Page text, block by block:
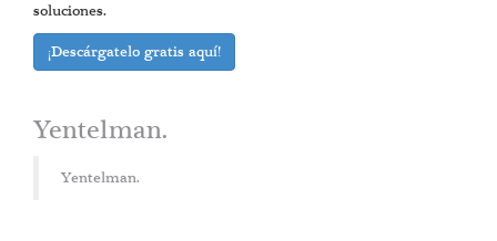
soluciones.
¡Descárgatelo gratis aquí!
Yentelman.
Yentelman.